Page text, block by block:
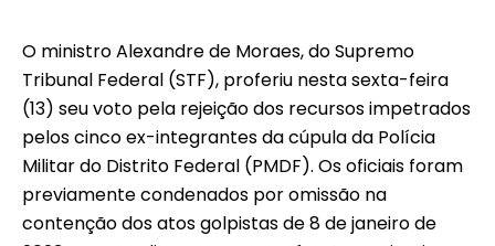
O ministro Alexandre de Moraes, do Supremo
Tribunal Federal (STF), proferiu nesta sexta-feira
(13) seu voto pela rejeição dos recursos impetrados
pelos cinco ex-integrantes da cúpula da Polícia
Militar do Distrito Federal (PMDF). Os oficiais foram
previamente condenados por omissão na
contenção dos atos golpistas de 8 de janeiro de